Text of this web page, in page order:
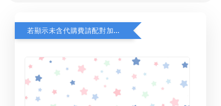
若顯示未含代購費請配對加購(未加購視同無效訂單)